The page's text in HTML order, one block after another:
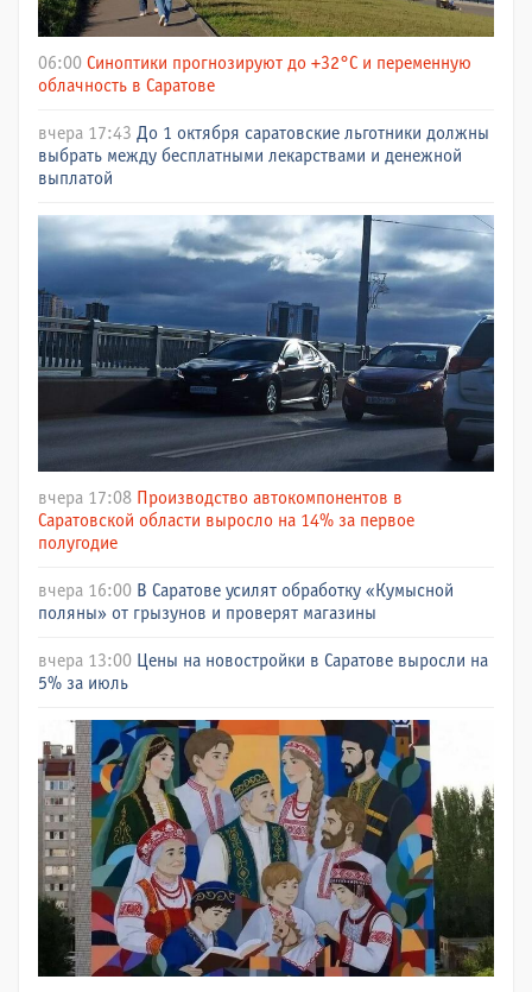
06:00 Синоптики прогнозируют до +32°C и переменную
облачность в Саратове
вчера 17:43 До 1 октября саратовские льготники должны
выбрать между бесплатными лекарствами и денежной
выплатой
вчера 17:08 Производство автокомпонентов в
Саратовской области выросло на 14% за первое
полугодие
вчера 16:00 В Саратове усилят обработку «Кумысной
поляны» от грызунов и проверят магазины
вчера 13:00 Цены на новостройки в Саратове выросли на
5% за июль